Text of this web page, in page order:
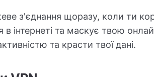
з'єднання щоразу, коли ти
та маскує твою
та красти твої дані.